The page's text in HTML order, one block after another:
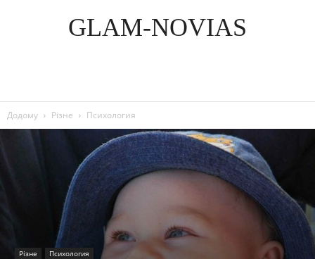
GLAM-NOVIAS
Додому Різне Психология
Різне Психология